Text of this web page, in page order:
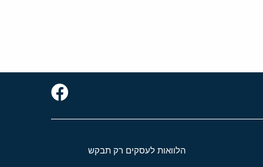
הלוואות לעסקים רק תבקש